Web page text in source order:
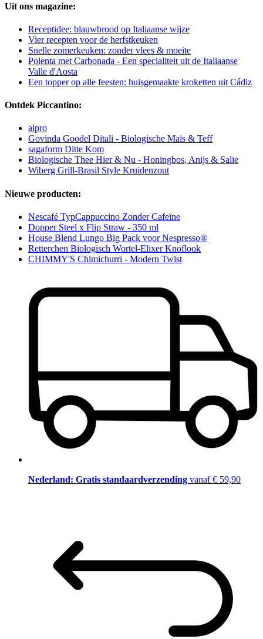
Uit ons magazine:
Receptidee: blauwbrood op Italiaanse wijze
Vier recepten voor de herfstkeuken
Snelle zomerkeuken: zonder vlees & moeite
Polenta met Carbonada - Een specialiteit uit de Italiaanse
Valle d'Aosta
Een topper op alle feesten: huisgemaakte kroketten uit Cádiz
Ontdek Piccantino:
alpro
Govinda Goodel Ditali - Biologische Maïs & Teff
sagaform Ditte Kom
Biologische Thee Hier & Nu - Honingbos, Anijs & Salie
Wiberg Grill-Brasil Style Kruidenzout
Nieuwe producten:
Nescafé TypCappuccino Zonder Cafeïne
Dopper Steel x Flip Straw - 350 ml
House Blend Lungo Big Pack voor Nespresso®
Retterchen Biologisch Wortel-Elixer Knoflook
CHIMMY'S Chimichurri - Modern Twist
Nederland: Gratis standaardverzending vanaf € 59,90